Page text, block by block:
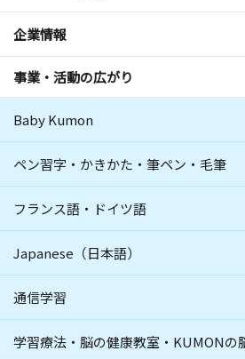
企業情報
事業・活動の広がり
Baby Kumon
ペン習字・かきかた・筆ペン・毛筆
フランス語・ドイツ語
Japanese（日本語）
通信学習
学習療法・脳の健康教室・KUMONの